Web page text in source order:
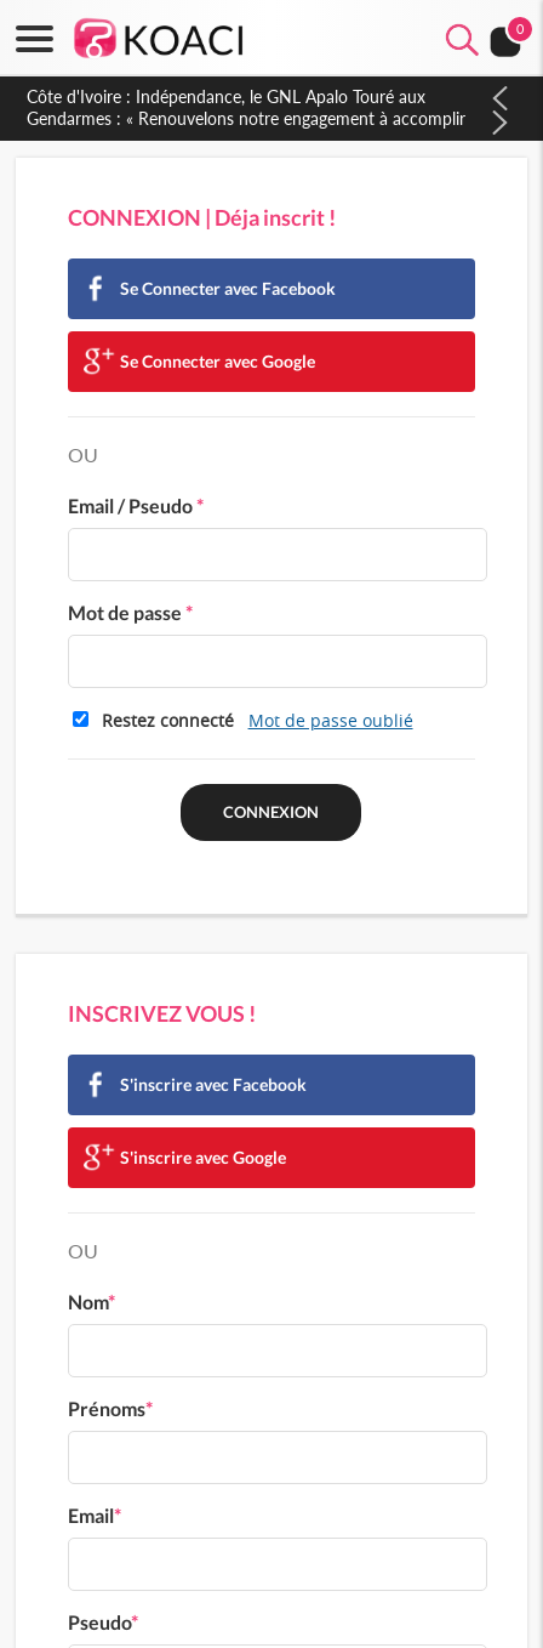
0
Côte d'Ivoire : Indépendance, le GNL Apalo Touré aux
Gendarmes : « Renouvelons notre engagement à accomplir
notre mission avec honneur, discipline, loyauté et
CONNEXION | Déja inscrit !
Se Connecter avec Facebook
Se Connecter avec Google
OU
Email / Pseudo*
Mot de passe *
Restez connecté Mot de passe oublié
INSCRIVEZ VOUS !
S'inscrire avec Facebook
S'inscrire avec Google
OU
Nom*
Prénoms*
Email*
Pseudo*